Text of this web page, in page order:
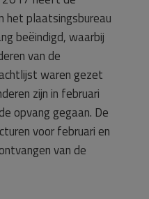
het plaatsingsbureau
beëindigd, waarbij
van de
waren gezet
zijn in februari
opvang gegaan. De
voor februari en
van de